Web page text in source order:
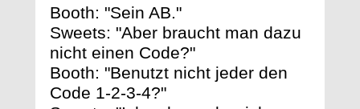
Booth: "Sein AB."
Sweets: "Aber braucht man dazu
nicht einen Code?"
Booth: "Benutzt nicht jeder den
Code 1-2-3-4?"